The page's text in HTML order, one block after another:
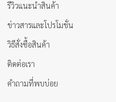
รีวิวแนะนำสินค้า
ข่าวสารและโปรโมชั่น
วิธีสั่งซื้อสินค้า
ติดต่อเรา
คำถามที่พบบ่อย